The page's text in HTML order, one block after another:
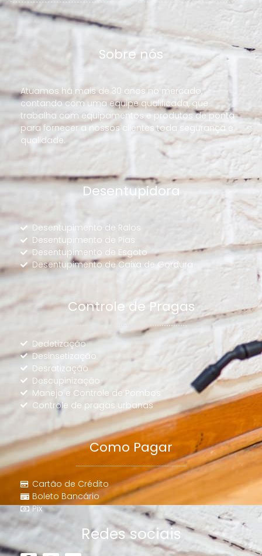
Sobre nós
Atuamos há mais de 30 anos no mercado,
contando com uma equipe qualificada, que
trabalha com equipamentos e produtos de ponta
para fornecer a nossos clientes toda segurança e
qualidade.
Desentupidora
Desentupimento de Ralos
Desentupimento de Pias
Desentupimento de Esgoto
Desentupimento de Caixa de Gordura
Controle de Pragas
Dedetização
Desinsetização
Desratização
Descupinização
Manejo e Controle de Pombos
Controle de pragas urbanas
Como Pagar
Cartão de Crédito
Boleto Bancário
Pix
Redes sociais